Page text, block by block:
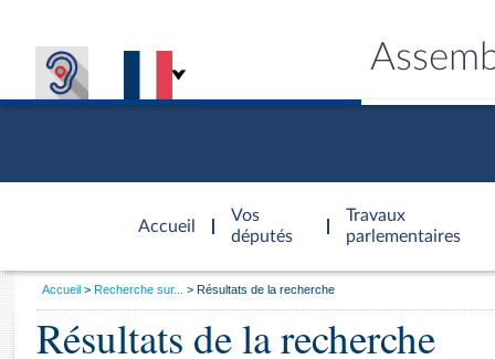
Accueil
d'accueil
Vos
députés
Travaux
parlementaires
Général
Vous
Accueil Recherche sur... Résultats de la recherche
Résultats de la recherche